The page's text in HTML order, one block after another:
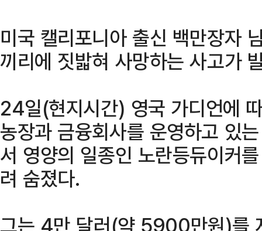
미국 캘리포니아 출신 백만장자
끼리에 짓밟혀 사망하는 사고가
24일(현지시간) 영국 가디언에
농장과 금융회사를 운영하고 있
서 영양의 일종인 노란등듀이커
려 숨졌다.
그는 4만 달러(약 5900만원)를